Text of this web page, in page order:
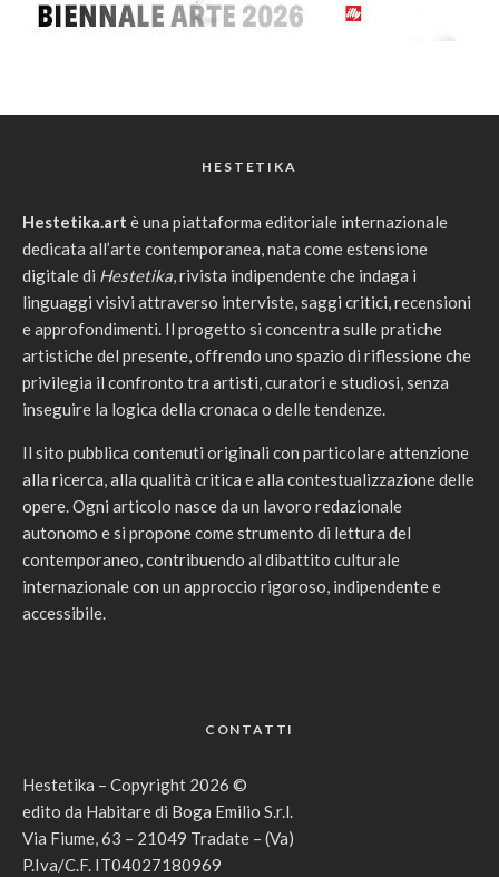
HESTETIKA
Hestetika.art è una piattaforma editoriale internazionale
dedicata all’arte contemporanea, nata come estensione
digitale di Hestetika, rivista indipendente che indaga i
linguaggi visivi attraverso interviste, saggi critici, recensioni
e approfondimenti. Il progetto si concentra sulle pratiche
artistiche del presente, offrendo uno spazio di riflessione che
privilegia il confronto tra artisti, curatori e studiosi, senza
inseguire la logica della cronaca o delle tendenze.
Il sito pubblica contenuti originali con particolare attenzione
alla ricerca, alla qualità critica e alla contestualizzazione delle
opere. Ogni articolo nasce da un lavoro redazionale
autonomo e si propone come strumento di lettura del
contemporaneo, contribuendo al dibattito culturale
internazionale con un approccio rigoroso, indipendente e
accessibile.
CONTATTI
Hestetika – Copyright 2026 ©
edito da Habitare di Boga Emilio S.r.l.
Via Fiume, 63 – 21049 Tradate – (Va)
P.Iva/C.F. IT04027180969